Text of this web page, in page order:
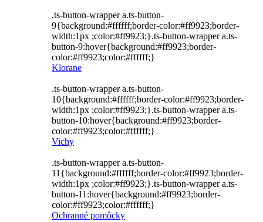
.ts-button-wrapper a.ts-button-
9{background:#ffffff;border-color:#ff9923;border-
width:1px ;color:#ff9923;}.ts-button-wrapper a.ts-
button-9:hover{background:#ff9923;border-
color:#ff9923;color:#ffffff;}
Klorane
.ts-button-wrapper a.ts-button-
10{background:#ffffff;border-color:#ff9923;border-
width:1px ;color:#ff9923;}.ts-button-wrapper a.ts-
button-10:hover{background:#ff9923;border-
color:#ff9923;color:#ffffff;}
Vichy
.ts-button-wrapper a.ts-button-
11{background:#ffffff;border-color:#ff9923;border-
width:1px ;color:#ff9923;}.ts-button-wrapper a.ts-
button-11:hover{background:#ff9923;border-
color:#ff9923;color:#ffffff;}
Ochranné pomôcky